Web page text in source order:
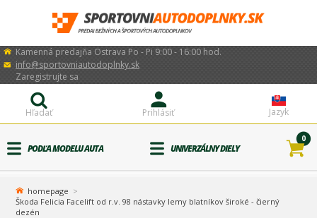
Kamenná predajňa Ostrava Po - Pi 9:00 - 16:00 hod.
info@sportovniautodoplnky.sk
Jazyk
Prihlásiť
Zaregistrujte sa
Hľadať
PODĽA MODELU AUTA UNIVERZÁLNY DIELY
0
homepage
Škoda Felicia Facelift od r.v. 98 nástavky lemy blatníkov široké - čierný
dezén